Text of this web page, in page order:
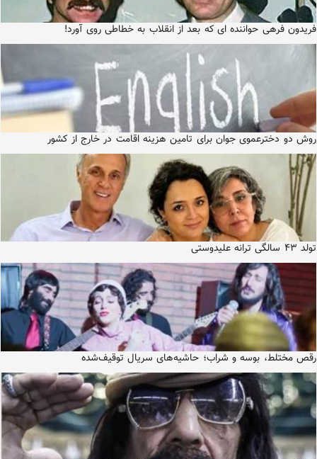
فریدون فرهی حواننده ای که بعد از انقلاب به خطاطی روی آورد!
روش دو دخترعموی جوان برای تامین هزینه اقامت در خارج از کشور
تولد ۴۳ سالگی ترانه علیدوستی
رقص مختلط، بوسه و شراب؛ حاشیه‌های سریال توقیف‌شده